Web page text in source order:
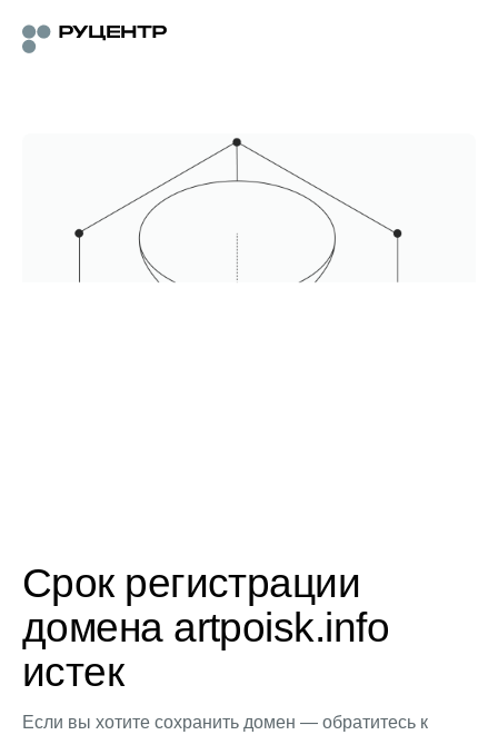
Срок регистрации
домена artpoisk.info
истек
Если вы хотите сохранить домен — обратитесь к